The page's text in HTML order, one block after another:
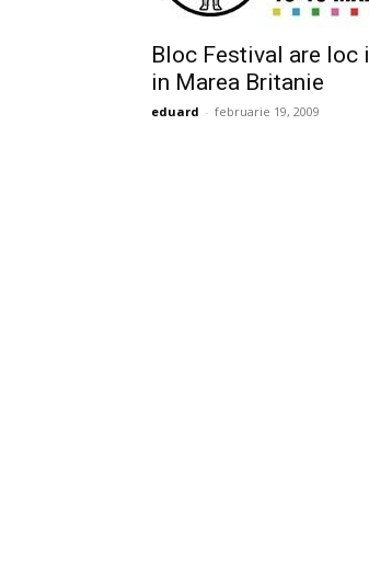
Bloc Festival are loc
in Marea Britanie
eduard - februarie 19, 2009